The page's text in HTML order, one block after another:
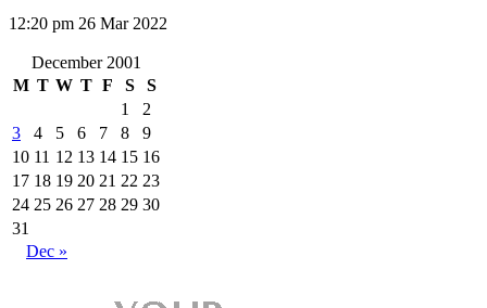
12:20 pm 26 Mar 2022
December 2001
M T W T F S
S
1
2
3
4 5 6 7 8
9
10 11 12 13 14 15 16
17 18 19 20 21 22 23
24 25 26 27 28 29 30
31
Dec »